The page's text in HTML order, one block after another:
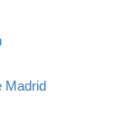
Madrid